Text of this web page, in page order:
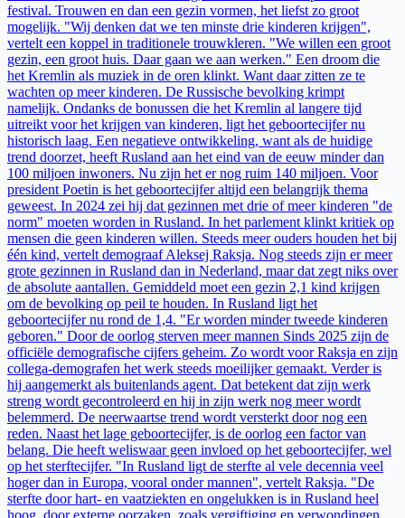
festival. Trouwen en dan een gezin vormen, het liefst zo groot
mogelijk. "Wij denken dat we ten minste drie kinderen krijgen",
vertelt een koppel in traditionele trouwkleren. "We willen een groot
gezin, een groot huis. Daar gaan we aan werken." Een droom die
het Kremlin als muziek in de oren klinkt. Want daar zitten ze te
wachten op meer kinderen. De Russische bevolking krimpt
namelijk. Ondanks de bonussen die het Kremlin al langere tijd
uitreikt voor het krijgen van kinderen, ligt het geboortecijfer nu
historisch laag. Een negatieve ontwikkeling, want als de huidige
trend doorzet, heeft Rusland aan het eind van de eeuw minder dan
100 miljoen inwoners. Nu zijn het er nog ruim 140 miljoen. Voor
president Poetin is het geboortecijfer altijd een belangrijk thema
geweest. In 2024 zei hij dat gezinnen met drie of meer kinderen "de
norm" moeten worden in Rusland. In het parlement klinkt kritiek op
mensen die geen kinderen willen. Steeds meer ouders houden het bij
één kind, vertelt demograaf Aleksej Raksja. Nog steeds zijn er meer
grote gezinnen in Rusland dan in Nederland, maar dat zegt niks over
de absolute aantallen. Gemiddeld moet een gezin 2,1 kind krijgen
om de bevolking op peil te houden. In Rusland ligt het
geboortecijfer nu rond de 1,4. "Er worden minder tweede kinderen
geboren." Door de oorlog sterven meer mannen Sinds 2025 zijn de
officiële demografische cijfers geheim. Zo wordt voor Raksja en zijn
collega-demografen het werk steeds moeilijker gemaakt. Verder is
hij aangemerkt als buitenlands agent. Dat betekent dat zijn werk
streng wordt gecontroleerd en hij in zijn werk nog meer wordt
belemmerd. De neerwaartse trend wordt versterkt door nog een
reden. Naast het lage geboortecijfer, is de oorlog een factor van
belang. Die heeft weliswaar geen invloed op het geboortecijfer, wel
op het sterftecijfer. "In Rusland ligt de sterfte al vele decennia veel
hoger dan in Europa, vooral onder mannen", vertelt Raksja. "De
sterfte door hart- en vaatziekten en ongelukken is in Rusland heel